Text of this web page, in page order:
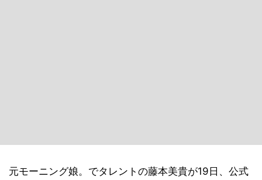
元モーニング娘。でタレントの藤本美貴が19日、公式